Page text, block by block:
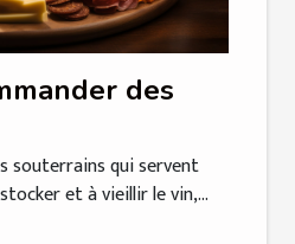
des
souterrains qui servent
et à vieillir le vin,...